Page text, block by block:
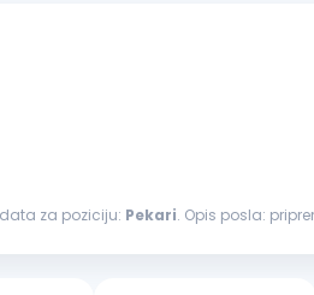
za poziciju: Pekari . Opis